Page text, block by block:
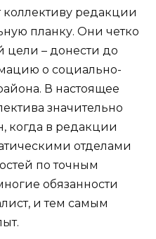
редакции
планку. Они четко
цели – донести до
о социально-
В настоящее
значительно
когда в редакции
отделами
по точным
обязанности
и тем самым